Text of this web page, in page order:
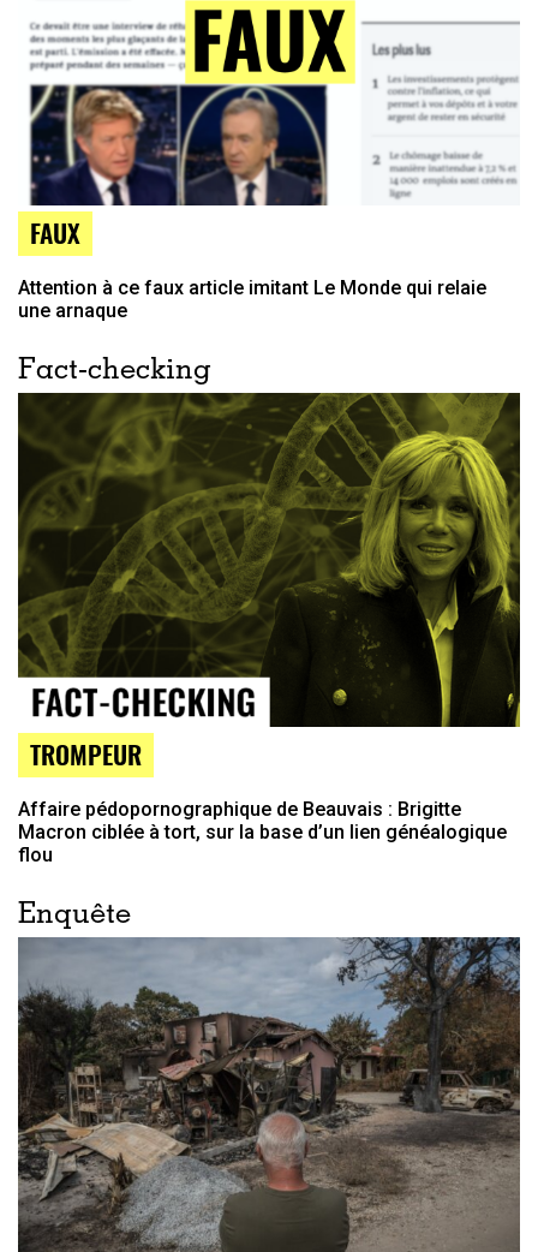
FAUX
Attention à ce faux article imitant Le Monde qui relaie
une arnaque
Fact-checking
TROMPEUR
Affaire pédopornographique de Beauvais : Brigitte
Macron ciblée à tort, sur la base d’un lien généalogique
flou
Enquête